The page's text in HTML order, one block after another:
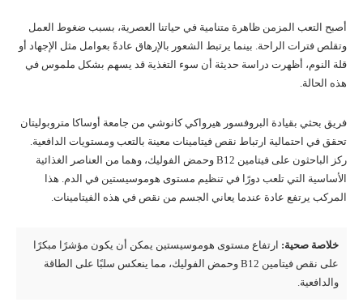
أصبح التعب المزمن ظاهرة متنامية في حياتنا العصرية، بسبب ضغوط العمل
وتقلص فترات الراحة. بينما يرتبط الشعور بالإرهاق عادةً بعوامل مثل الإجهاد أو
قلة النوم، أظهرت دراسة حديثة أن سوء التغذية قد يسهم بشكل ملموس في
هذه الحالة.
فريق بحثي بقيادة البروفسور هيرواكي كانوشي من جامعة أوساكا متروبوليتان
تحقق في احتمالية ارتباط نقص فيتامينات معينة بالتعب ومستويات الدافعية.
ركز الباحثون على فيتامين B12 وحمض الفوليك، وهما من العناصر الغذائية
الأساسية التي تلعب دورًا في تنظيم مستوى هوموسيستين في الدم. هذا
المركب يرتفع عادة عندما يعاني الجسم من نقص في هذه الفيتامينات.
خلاصة صحية: ارتفاع مستوى هوموسيستين يمكن أن يكون مؤشرًا مبكرًا
على نقص فيتامين B12 وحمض الفوليك، مما ينعكس سلبًا على الطاقة
والدافعية.